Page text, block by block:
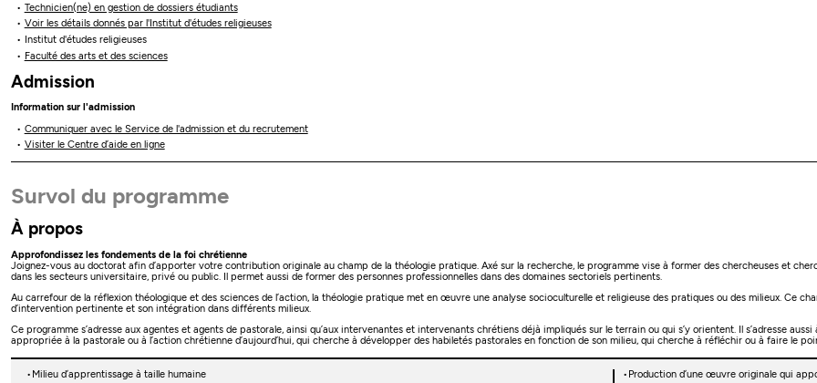
Technicien(ne) en gestion de dossiers étudiants
Voir les détails donnés par l'Institut d'études religieuses
Institut d'études religieuses
Faculté des arts et des sciences
Admission
Information sur l'admission
Communiquer avec le Service de l'admission et du recrutement
Visiter le Centre d’aide en ligne
Survol du programme
À propos
Approfondissez les fondements de la foi chrétienne
Joignez-vous au doctorat afin d’apporter votre contribution originale au champ de la théologie pratique. Axé sur la recherche, le programme vise à former des chercheuses et
dans les secteurs universitaire, privé ou public. Il permet aussi de former des personnes professionnelles dans des domaines sectoriels pertinents.
Au carrefour de la réflexion théologique et des sciences de l’action, la théologie pratique met en œuvre une analyse socioculturelle et religieuse des pratiques ou des milieux. Ce
d’intervention pertinente et son intégration dans différents milieux.
Ce programme s’adresse aux agentes et agents de pastorale, ainsi qu’aux intervenantes et intervenants chrétiens déjà impliqués sur le terrain ou qui s’y orientent. Il s’adresse
appropriée à la pastorale ou à l’action chrétienne d’aujourd’hui, qui cherche à développer des habiletés pastorales en fonction de son milieu, qui cherche à réfléchir ou à faire le
Milieu d’apprentissage à taille humaine
Production d’une œuvre originale qui